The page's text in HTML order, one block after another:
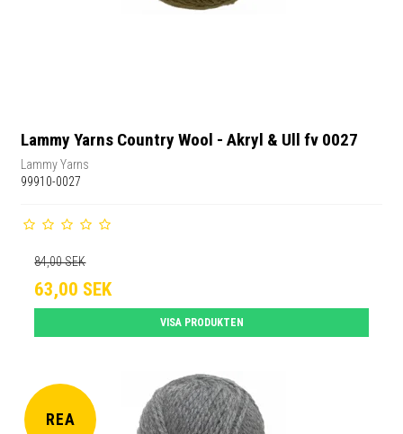
Lammy Yarns Country Wool - Akryl & Ull fv 0027
Lammy Yarns
99910-0027
84,00 SEK
63,00 SEK
VISA PRODUKTEN
REA